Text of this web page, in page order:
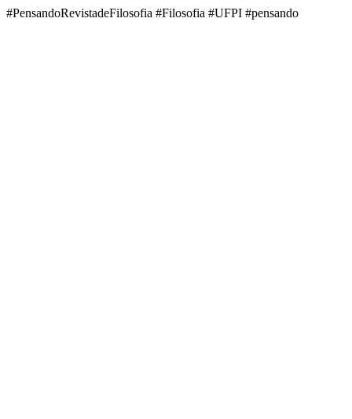
#PensandoRevistadeFilosofia #Filosofia #UFPI #pensando